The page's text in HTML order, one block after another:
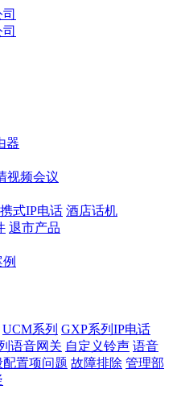
器
视频会议
式IP电话 酒店话机
退市产品
UCM系列 GXP系列IP电话
语音网关 自定义铃声 语音
配置项问题 故障排除 管理部